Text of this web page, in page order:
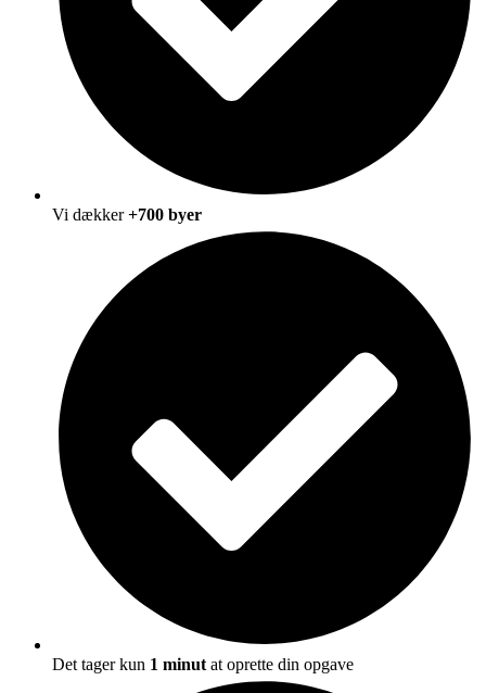
Vi dækker+700 byer
Det tager kun 1 minut at oprette din opgave